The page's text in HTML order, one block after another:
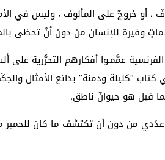
، أو خروجٌ على المألوف ، وليس في
وفيرة للإنسان من دون أنْ تحظى
عمَّمـوا أفكارهم التحرُّرية
“كليلة ودمنة” بدائع الأمثال
قيل هو حيوانٌ ناطق.
عدَدي من دون أن تكتشف ما كان